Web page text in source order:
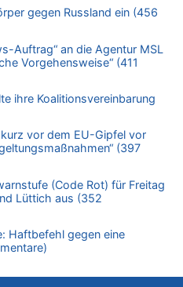
Bernhard von Sinnen zu
Direkt zu
wechselt zum 1. FC Köln
Egon Bernhard von Sinnen zu
des verstorbenen Nachbarn
zu
ist jetzt amtlich
ist jetzt amtlich
Bernhard von Sinnen zu
ist jetzt amtlich
gegen Russland ein (456
Auftrag“ an die Agentur MSL
Vorgehensweise“ (411
ihre Koalitionsvereinbarung
vor dem EU-Gipfel vor
(397
(Code Rot) für Freitag
Lüttich aus (352
Haftbefehl gegen eine